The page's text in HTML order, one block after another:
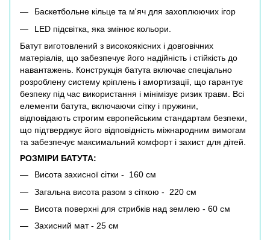
Баскетбольне кільце та м'яч для захоплюючих ігор
LED підсвітка, яка змінює кольори.
Батут виготовлений з високоякісних і довговічних
матеріалів, що забезпечує його надійність і стійкість до
навантажень. Конструкція батута включає спеціально
розроблену систему кріплень і амортизації, що гарантує
безпеку під час використання і мінімізує ризик травм. Всі
елементи батута, включаючи сітку і пружини,
відповідають строгим європейським стандартам безпеки,
що підтверджує його відповідність міжнародним вимогам
та забезпечує максимальний комфорт і захист для дітей.
РОЗМІРИ БАТУТА:
Висота захисної сітки - 160 см
Загальна висота разом з сіткою - 220 см
Висота поверхні для стрибків над землею - 60 см
Захисний мат - 25 см